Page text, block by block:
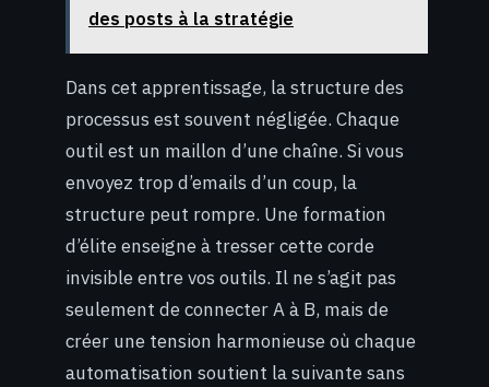
des posts à la stratégie
Dans cet apprentissage, la structure des
processus est souvent négligée. Chaque
outil est un maillon d’une chaîne. Si vous
envoyez trop d’emails d’un coup, la
structure peut rompre. Une formation
d’élite enseigne à tresser cette corde
invisible entre vos outils. Il ne s’agit pas
seulement de connecter A à B, mais de
créer une tension harmonieuse où chaque
automatisation soutient la suivante sans